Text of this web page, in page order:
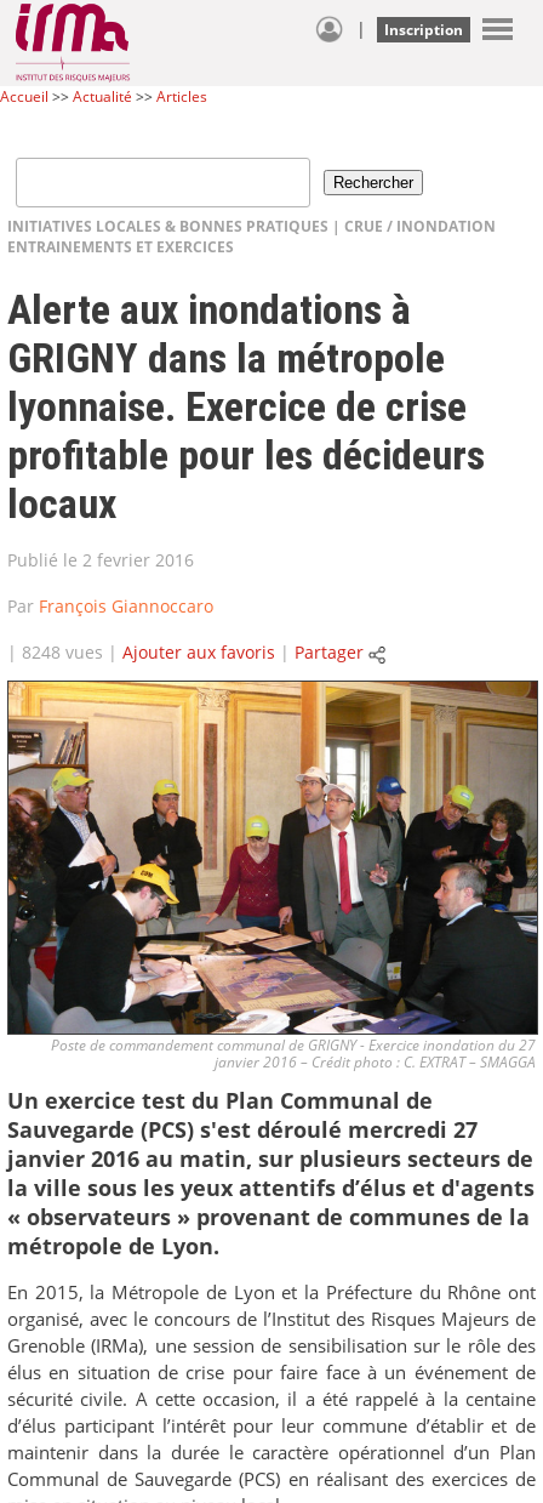
| Inscription
Accueil >>Actualité >>Articles
INITIATIVES LOCALES & BONNES PRATIQUES | CRUE / INONDATION
ENTRAINEMENTS ET EXERCICES
Alerte aux inondations à
GRIGNY dans la métropole
lyonnaise. Exercice de crise
profitable pour les décideurs
locaux
Publié le 2 fevrier 2016
Par François Giannoccaro
| 8248 vues | Ajouter aux favoris | Partager
Poste de commandement communal de GRIGNY - Exercice inondation du 27
janvier 2016 – Crédit photo : C. EXTRAT – SMAGGA
Un exercice test du Plan Communal de
Sauvegarde (PCS) s'est déroulé mercredi 27
janvier 2016 au matin, sur plusieurs secteurs de
la ville sous les yeux attentifs d’élus et d'agents
« observateurs » provenant de communes de la
métropole de Lyon.
En 2015, la Métropole de Lyon et la Préfecture du Rhône ont
organisé, avec le concours de l’Institut des Risques Majeurs de
Grenoble (IRMa), une session de sensibilisation sur le rôle des
élus en situation de crise pour faire face à un événement de
sécurité civile. A cette occasion, il a été rappelé à la centaine
d’élus participant l’intérêt pour leur commune d’établir et de
maintenir dans la durée le caractère opérationnel d’un Plan
Communal de Sauvegarde (PCS) en réalisant des exercices de